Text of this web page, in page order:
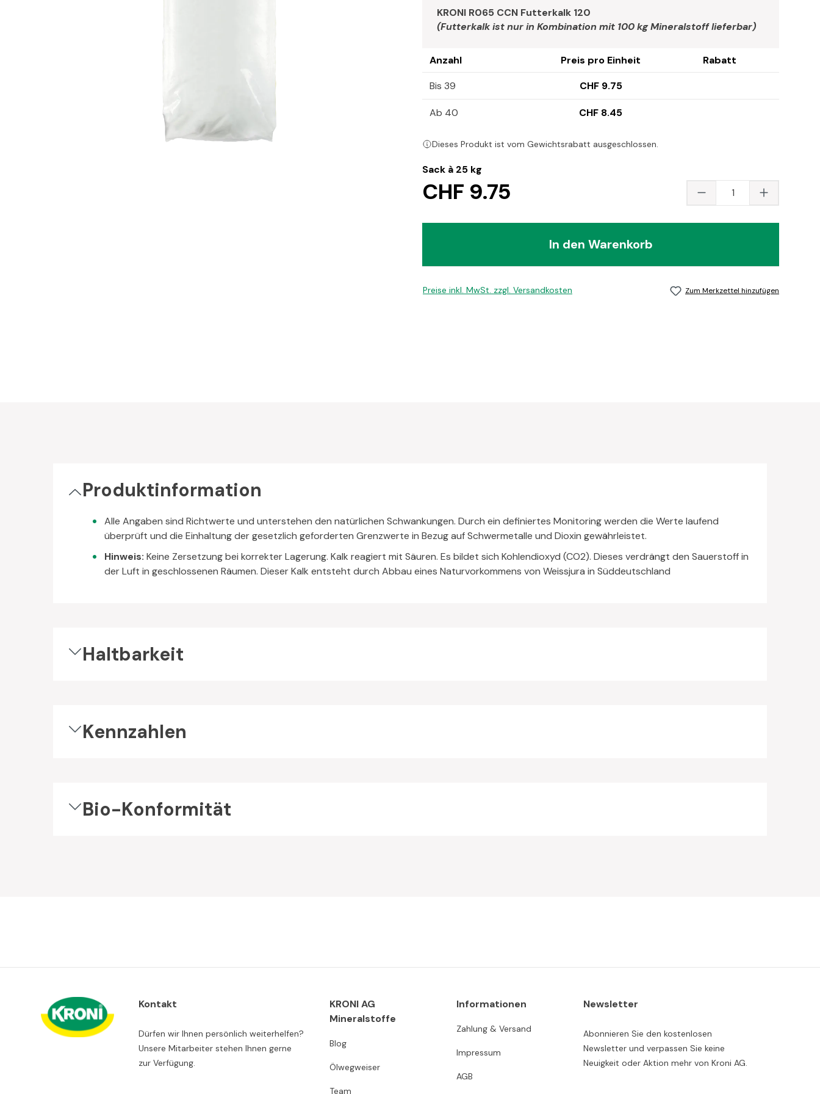
KRONI R065 CCN Futterkalk 120
(Futterkalk ist nur in Kombination mit 100 kg Mineralstoff lieferbar)
Anzahl Preis pro Einheit
Rabatt
Bis 39
CHF 9.75
Ab 40 CHF 8.45
Sack à 25 kg
CHF 9.75
Dieses Produkt ist vom Gewichtsrabatt ausgeschlossen.
Produkt Anzahl:
In den Warenkorb
Preise inkl. MwSt. zzgl. Versandkosten Zum Merkzettel hinzufügen
Produktinformation
Alle Angaben sind Richtwerte und unterstehen den natürlichen Schwankungen. Durch ein definiertes Monitoring werden die Werte laufend
überprüft und die Einhaltung der gesetzlich geforderten Grenzwerte in Bezug auf Schwermetalle und Dioxin gewährleistet.
Hinweis: Keine Zersetzung bei korrekter Lagerung. Kalk reagiert mit Säuren. Es bildet sich Kohlendioxyd (CO2). Dieses verdrängt den Sauerstoff in
der Luft in geschlossenen Räumen. Dieser Kalk entsteht durch Abbau eines Naturvorkommens von Weissjura in Süddeutschland
Haltbarkeit
Kennzahlen
Bio-Konformität
Kontakt
Dürfen wir Ihnen persönlich weiterhelfen?
Unsere Mitarbeiter stehen Ihnen gerne
zur Verfügung.
KRONI AG
Mineralstoffe
Blog
Ölwegweiser
Team
Informationen
Zahlung & Versand
Impressum
AGB
Newsletter
Abonnieren Sie den kostenlosen
Newsletter und verpassen Sie keine
Neuigkeit oder Aktion mehr von Kroni AG.